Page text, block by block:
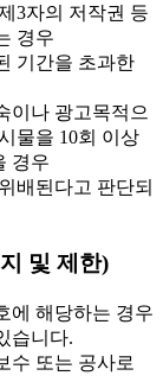
3자의 저작권 등
경우
기간을 초과한
이나 광고목적으
물을 10회 이상
경우
배된다고 판단되
및 제한)
에 해당하는 경우
습니다.
수 또는 공사로